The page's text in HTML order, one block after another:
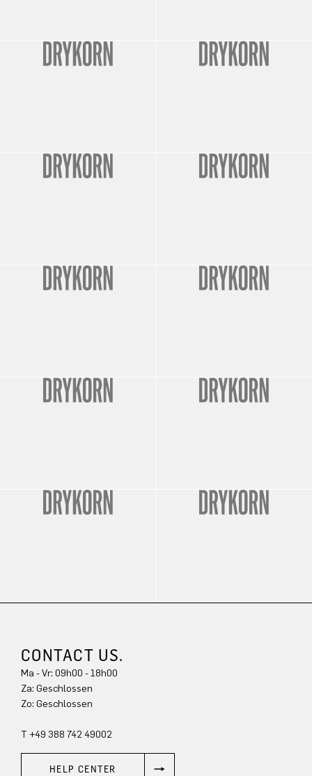
CONTACT US.
Ma - Vr: 09h00 - 18h00
Za: Geschlossen
Zo: Geschlossen
T +49 388 742 49002
HELP CENTER